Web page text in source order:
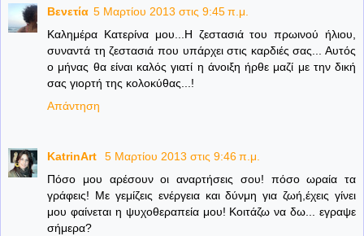
Βενετία 5 Μαρτίου 2013 στις 9:45 π.μ.
Καλημέρα Κατερίνα μου...Η ζεστασιά του πρωινού ήλιου,
συναντά τη ζεστασιά που υπάρχει στις καρδιές σας... Αυτός
ο μήνας θα είναι καλός γιατί η άνοιξη ήρθε μαζί με την δική
σας γιορτή της κολοκύθας...!
Απάντηση
KatrinArt
5 Μαρτίου 2013 στις 9:46 π.μ.
Πόσο μου αρέσουν οι αναρτήσεις σου! πόσο ωραία τα
γράφεις! Με γεμίζεις ενέργεια και δύνμη για ζωή,έχεις γίνει
μου φαίνεται η ψυχοθεραπεία μου! Κοιτάζω να δω... εγραψε
σήμερα?